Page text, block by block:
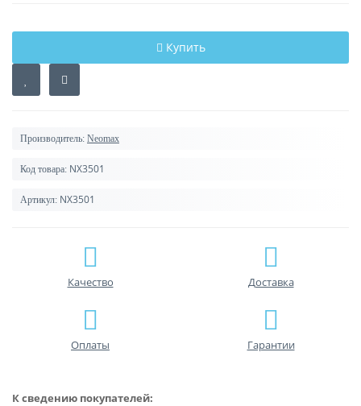
Купить
Производитель: Neomax
Код товара: NX3501
Артикул: NX3501
Качество Доставка
Оплаты Гарантии
К сведению покупателей: